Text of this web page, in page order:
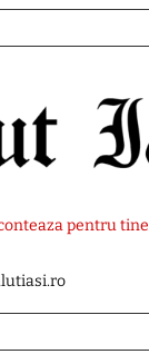
pentru tine